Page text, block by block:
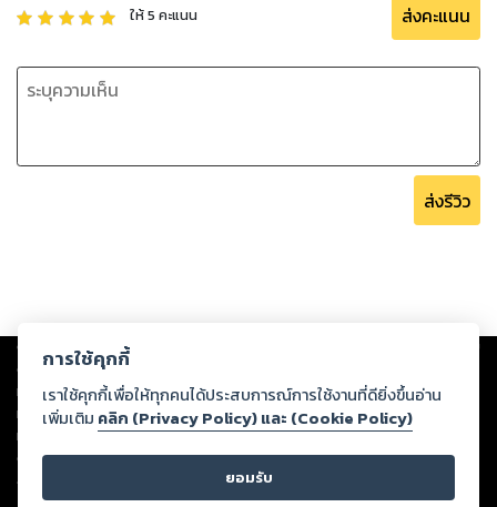
ให้5 คะแนน ส่งคะแนน
ส่งรีวิว
Copyright © 2026
ต่อผลงานหรือเนื้อหาใดที่อัปโหลดผ่านเว็บไซต์และปรากฏว่าละเมิดสิทธิใน
ทรัพย์สินทางปัญญาของบุคคลอื่นหรือขัดต่อกฎหมายและศีลธรรม ดังนั้น ผู้อ่าน
ทุกท่านโปรดใช้วิจารณญาณในการกลั่นกรองด้วยตนเอง และหากท่านพบว่าส่วน
หนึ่งส่วนใดขัดต่อกฎหมายและศีลธรรม กรุณาแจ้งมายังบริษัท เพื่อทีมงานจะได้
ดำเนินการในทันที ทั้งนี้ ทางสตอรี่ล็อกขอสงวนลิขสิทธิ์ตามพระราชบัญญัติ
ลิขสิทธิ์ พ.ศ. 2537 (ฉบับล่าสุด)
การใช้คุกกี้
เราใช้คุกกี้เพื่อให้ทุกคนได้ประสบการณ์การใช้งานที่ดียิ่งขึ้นอ่าน
เพิ่มเติม คลิก (Privacy Policy) และ (Cookie Policy)
ยอมรับ